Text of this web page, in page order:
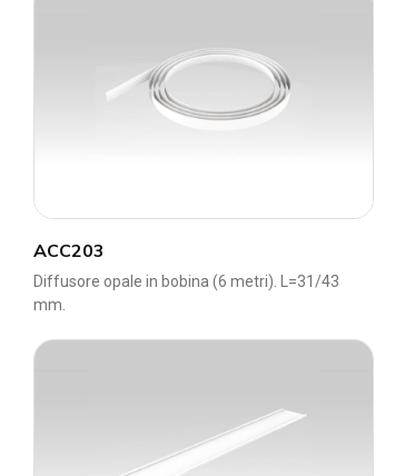
ACC203
Diffusore opale in bobina (6 metri). L=31/43
mm.